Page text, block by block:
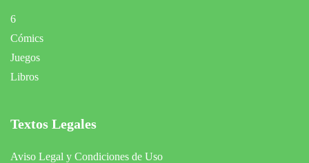
6
Cómics
Juegos
Libros
Textos Legales
Aviso Legal y Condiciones de Uso